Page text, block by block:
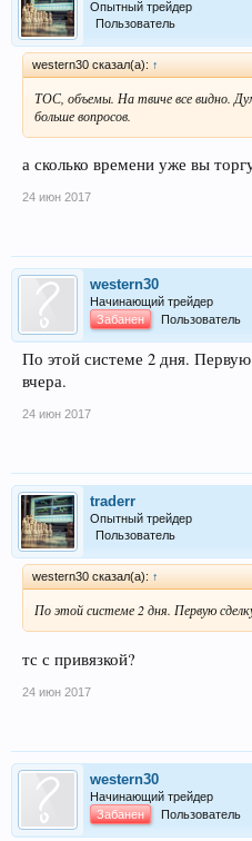
Опытный трейдер
Пользователь
western30 сказал(а): ↑
ТОС, объемы. На твиче все видно.
больше вопросов.
а сколько времени уже вы
24 июн 2017
western30
Начинающий трейдер
Забанен
Пользователь
По этой системе 2 дня.
вчера.
24 июн 2017
traderr
Опытный трейдер
Пользователь
western30 сказал(а): ↑
По этой системе 2 дня. Первую
тс с привязкой?
24 июн 2017
western30
Начинающий трейдер
Забанен
Пользователь